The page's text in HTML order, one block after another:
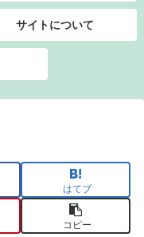
サイトについて
はてブ
コピー